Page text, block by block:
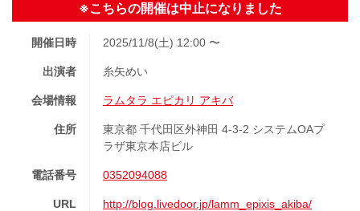
※こちらの開催は中止になりました
開催日時 2025/11/8(土) 12:00 〜
出演者 糸矢めい
会場情報 ラムタラ エピカリ アキバ
住所
東京都 千代田区外神田 4-3-2 システムOAプ
ラザ東京本店ビル
電話番号 0352094088
URL http://blog.livedoor.jp/lamm_epixis_akiba/